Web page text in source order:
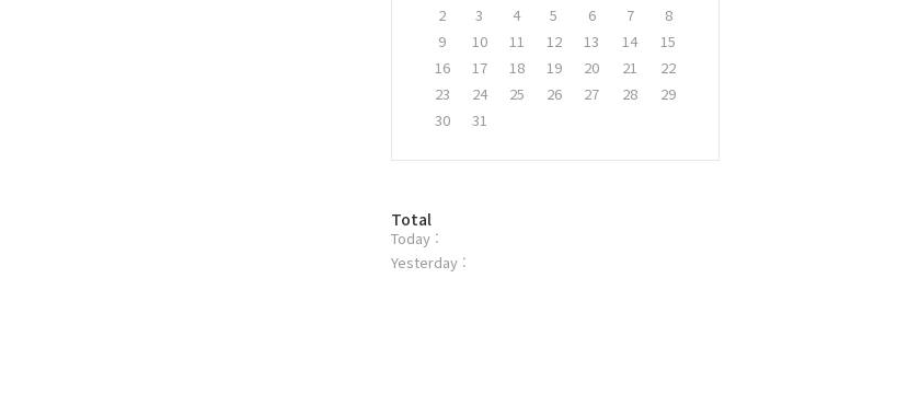
2
3 4 5 6 7
8
9
10 11 12 13 14
15
16
17 18 19 20 21
22
23
24 25 26 27 28
29
30
31
방
문
자
Total
Today :
Yesterday :